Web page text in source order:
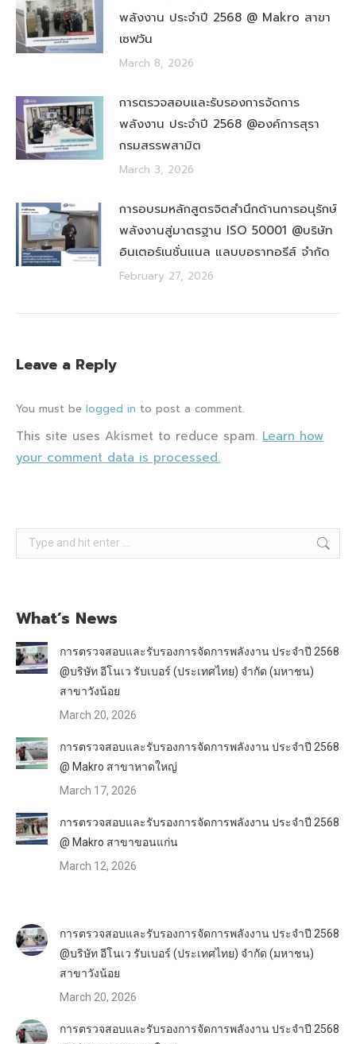
พลังงาน ประจำปี 2568 @ Makro สาขา
เซฟวัน
March 8, 2026
การตรวจสอบและรับรองการจัดการ
พลังงาน ประจำปี 2568 @องค์การสุรา
กรมสรรพสามิต
March 3, 2026
การอบรมหลักสูตรจิตสำนึกด้านการอนุรักษ์
พลังงานสู่มาตรฐาน ISO 50001 @บริษัท
อินเตอร์เนชั่นแนล แลบบอราทอรีส์ จำกัด
February 27, 2026
Leave a Reply
You must be logged in to post a comment.
This site uses Akismet to reduce spam. Learn how
your comment data is processed.
Search:
What’s News
การตรวจสอบและรับรองการจัดการพลังงาน ประจำปี 2568
@บริษัท อีโนเว รับเบอร์ (ประเทศไทย) จำกัด (มหาชน)
สาขาวังน้อย
March 20, 2026
การตรวจสอบและรับรองการจัดการพลังงาน ประจำปี 2568
@ Makro สาขาหาดใหญ่
March 17, 2026
การตรวจสอบและรับรองการจัดการพลังงาน ประจำปี 2568
@ Makro สาขาขอนแก่น
March 12, 2026
การตรวจสอบและรับรองการจัดการพลังงาน ประจำปี 2568
@บริษัท อีโนเว รับเบอร์ (ประเทศไทย) จำกัด (มหาชน)
สาขาวังน้อย
March 20, 2026
การตรวจสอบและรับรองการจัดการพลังงาน ประจำปี 2568